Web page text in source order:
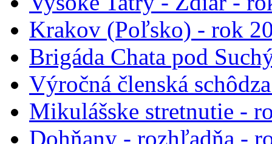
Krakov (Poľsko) - rok
Brigáda Chata pod
Výročná členská
Mikulášske stretnutie -
Dohňany - rozhľadňa -